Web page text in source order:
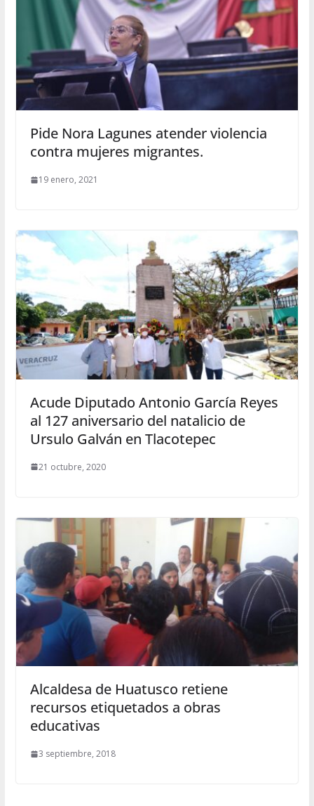
Pide Nora Lagunes atender violencia
contra mujeres migrantes.
19 enero, 2021
Acude Diputado Antonio García Reyes
al 127 aniversario del natalicio de
Ursulo Galván en Tlacotepec
21 octubre, 2020
Alcaldesa de Huatusco retiene
recursos etiquetados a obras
educativas
3 septiembre, 2018